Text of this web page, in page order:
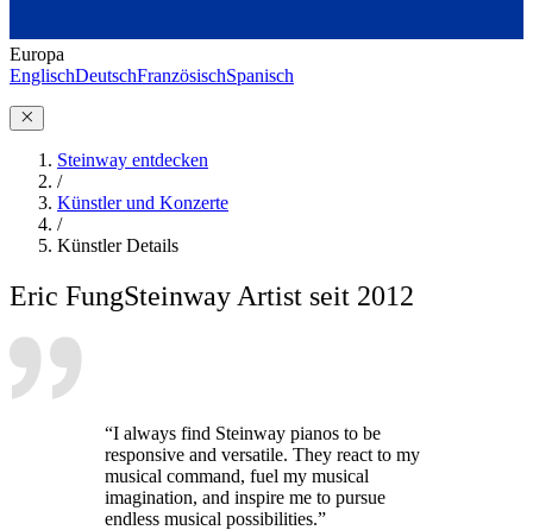
Europa
EnglischDeutschFranzösischSpanisch
Steinway entdecken
/
Künstler und Konzerte
/
Künstler Details
Eric FungSteinway Artist seit 2012
“I always find Steinway pianos to be
responsive and versatile. They react to my
musical command, fuel my musical
imagination, and inspire me to pursue
endless musical possibilities.”